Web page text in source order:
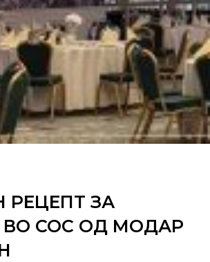
РЕЦЕПТ ЗА
СОС ОД МОДАР